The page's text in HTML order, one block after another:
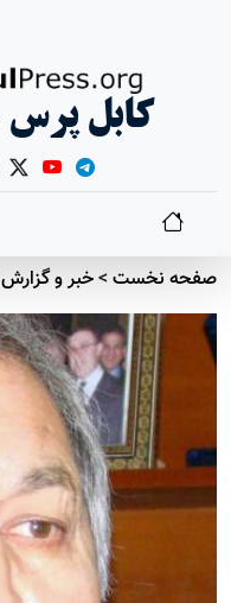
کابل پرس
صفحه نخست>خبر و گزارش